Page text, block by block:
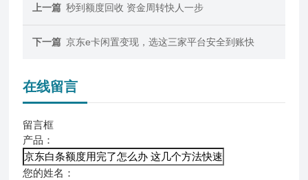
上一篇 秒到额度回收 资金周转快人一步
下一篇 京东e卡闲置变现，选这三家平台安全到账快
在线留言
留言框
产品：
您的姓名：